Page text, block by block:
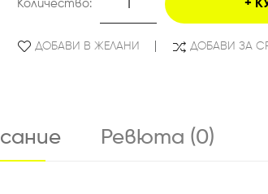
Количество:
ДОБАВИ В ЖЕЛАНИ ДОБАВИ ЗА
Ревюта (0)